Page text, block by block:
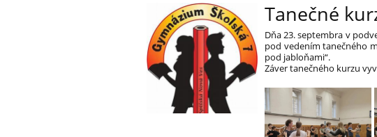
Tanečné
Dňa 23. septembra v
pod vedením tanečného
pod jabloňami“.
Záver tanečného kurzu